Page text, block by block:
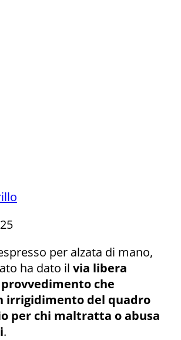
per alzata di mano,
ha dato il via libera
che
irrigidimento del quadro
per chi maltratta o abusa
.